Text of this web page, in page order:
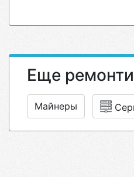
Еще
Майнеры